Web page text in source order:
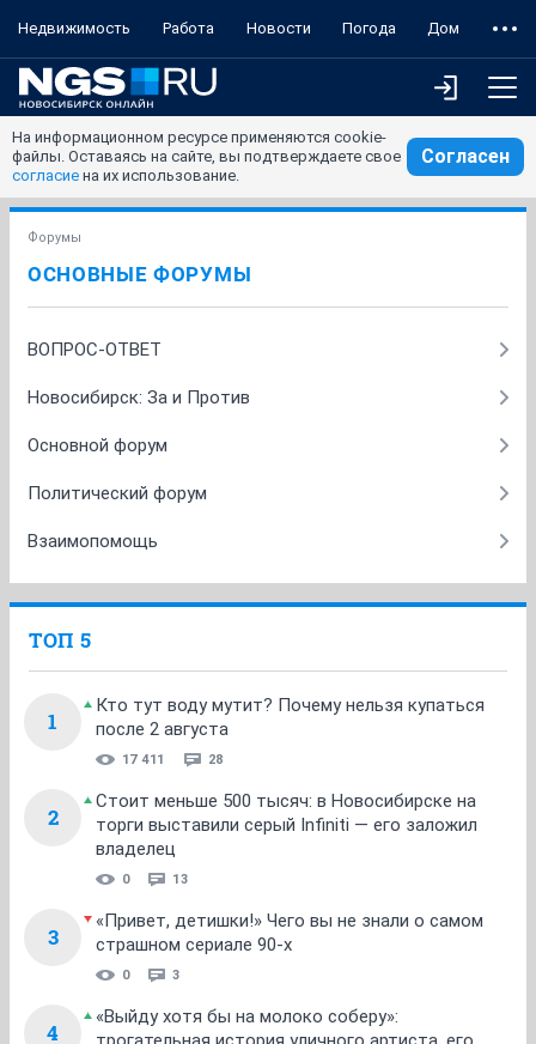
Недвижимость Работа Новости Погода Дом
На информационном ресурсе применяются cookie-
файлы. Оставаясь на сайте, вы подтверждаете свое
согласие на их использование.
Согласен
Форумы
ОСНОВНЫЕ ФОРУМЫ
ВОПРОС-ОТВЕТ
Новосибирск: За и Против
Основной форум
Политический форум
Взаимопомощь
ТОП 5
1
Кто тут воду мутит? Почему нельзя купаться
после 2 августа
17 411 28
2
Стоит меньше 500 тысяч: в Новосибирске на
торги выставили серый Infiniti — его заложил
владелец
0 13
3
«Привет, детишки!» Чего вы не знали о самом
страшном сериале 90-х
0 3
4
«Выйду хотя бы на молоко соберу»: